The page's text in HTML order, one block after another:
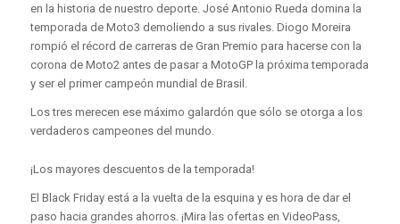
en la historia de nuestro deporte. José Antonio Rueda domina la
temporada de Moto3 demoliendo a sus rivales. Diogo Moreira
rompió el récord de carreras de Gran Premio para hacerse con la
corona de Moto2 antes de pasar a MotoGP la próxima temporada
y ser el primer campeón mundial de Brasil.
Los tres merecen ese máximo galardón que sólo se otorga a los
verdaderos campeones del mundo.
¡Los mayores descuentos de la temporada!
El Black Friday está a la vuelta de la esquina y es hora de dar el
paso hacia grandes ahorros. ¡Mira las ofertas en VideoPass,